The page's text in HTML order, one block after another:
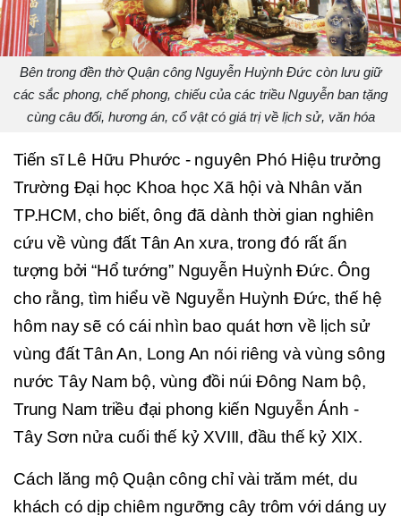
Bên trong đền thờ Quận công Nguyễn Huỳnh Đức còn lưu giữ
các sắc phong, chế phong, chiếu của các triều Nguyễn ban tặng
cùng câu đối, hương án, cổ vật có giá trị về lịch sử, văn hóa
Tiến sĩ Lê Hữu Phước - nguyên Phó Hiệu trưởng
Trường Đại học Khoa học Xã hội và Nhân văn
TP.HCM, cho biết, ông đã dành thời gian nghiên
cứu về vùng đất Tân An xưa, trong đó rất ấn
tượng bởi “Hổ tướng” Nguyễn Huỳnh Đức. Ông
cho rằng, tìm hiểu về Nguyễn Huỳnh Đức, thế hệ
hôm nay sẽ có cái nhìn bao quát hơn về lịch sử
vùng đất Tân An, Long An nói riêng và vùng sông
nước Tây Nam bộ, vùng đồi núi Đông Nam bộ,
Trung Nam triều đại phong kiến Nguyễn Ánh -
Tây Sơn nửa cuối thế kỷ XVIII, đầu thế kỷ XIX.
Cách lăng mộ Quận công chỉ vài trăm mét, du
khách có dịp chiêm ngưỡng cây trôm với dáng uy